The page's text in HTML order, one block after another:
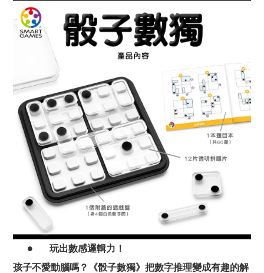
●
玩出數感邏輯力！
孩子不愛動腦嗎？《骰子數獨》把數字推理變成有趣的解